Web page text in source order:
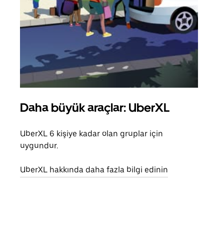
Daha büyük araçlar: UberXL
UberXL 6 kişiye kadar olan gruplar için
uygundur.
UberXL hakkında daha fazla bilgi edinin